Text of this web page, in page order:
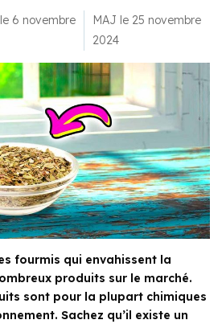
6 novembre
MAJ le 25 novembre
2024
fourmis qui envahissent la
produits sur le marché.
sont pour la plupart chimiques
Sachez qu’il existe un